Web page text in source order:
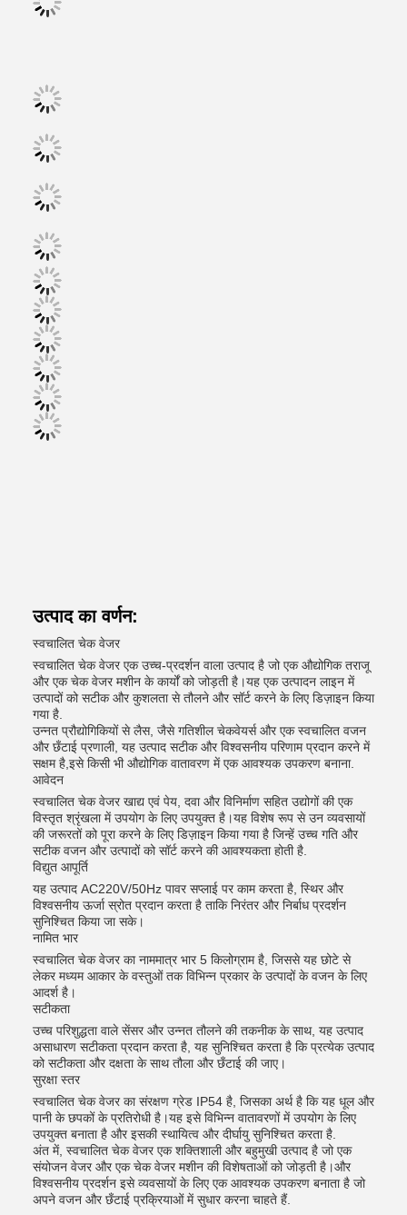
उत्पाद का वर्णन:
स्वचालित चेक वेजर
स्वचालित चेक वेजर एक उच्च-प्रदर्शन वाला उत्पाद है जो एक औद्योगिक तराजू
और एक चेक वेजर मशीन के कार्यों को जोड़ती है।यह एक उत्पादन लाइन में
उत्पादों को सटीक और कुशलता से तौलने और सॉर्ट करने के लिए डिज़ाइन किया
गया है.
उन्नत प्रौद्योगिकियों से लैस, जैसे गतिशील चेकवेयर्स और एक स्वचालित वजन
और छँटाई प्रणाली, यह उत्पाद सटीक और विश्वसनीय परिणाम प्रदान करने में
सक्षम है,इसे किसी भी औद्योगिक वातावरण में एक आवश्यक उपकरण बनाना.
आवेदन
स्वचालित चेक वेजर खाद्य एवं पेय, दवा और विनिर्माण सहित उद्योगों की एक
विस्तृत श्रृंखला में उपयोग के लिए उपयुक्त है।यह विशेष रूप से उन व्यवसायों
की जरूरतों को पूरा करने के लिए डिज़ाइन किया गया है जिन्हें उच्च गति और
सटीक वजन और उत्पादों को सॉर्ट करने की आवश्यकता होती है.
विद्युत आपूर्ति
यह उत्पाद AC220V/50Hz पावर सप्लाई पर काम करता है, स्थिर और
विश्वसनीय ऊर्जा स्रोत प्रदान करता है ताकि निरंतर और निर्बाध प्रदर्शन
सुनिश्चित किया जा सके।
नामित भार
स्वचालित चेक वेजर का नाममात्र भार 5 किलोग्राम है, जिससे यह छोटे से
लेकर मध्यम आकार के वस्तुओं तक विभिन्न प्रकार के उत्पादों के वजन के लिए
आदर्श है।
सटीकता
उच्च परिशुद्धता वाले सेंसर और उन्नत तौलने की तकनीक के साथ, यह उत्पाद
असाधारण सटीकता प्रदान करता है, यह सुनिश्चित करता है कि प्रत्येक उत्पाद
को सटीकता और दक्षता के साथ तौला और छँटाई की जाए।
सुरक्षा स्तर
स्वचालित चेक वेजर का संरक्षण ग्रेड IP54 है, जिसका अर्थ है कि यह धूल और
पानी के छपकों के प्रतिरोधी है।यह इसे विभिन्न वातावरणों में उपयोग के लिए
उपयुक्त बनाता है और इसकी स्थायित्व और दीर्घायु सुनिश्चित करता है.
अंत में, स्वचालित चेक वेजर एक शक्तिशाली और बहुमुखी उत्पाद है जो एक
संयोजन वेजर और एक चेक वेजर मशीन की विशेषताओं को जोड़ती है।और
विश्वसनीय प्रदर्शन इसे व्यवसायों के लिए एक आवश्यक उपकरण बनाता है जो
अपने वजन और छँटाई प्रक्रियाओं में सुधार करना चाहते हैं.